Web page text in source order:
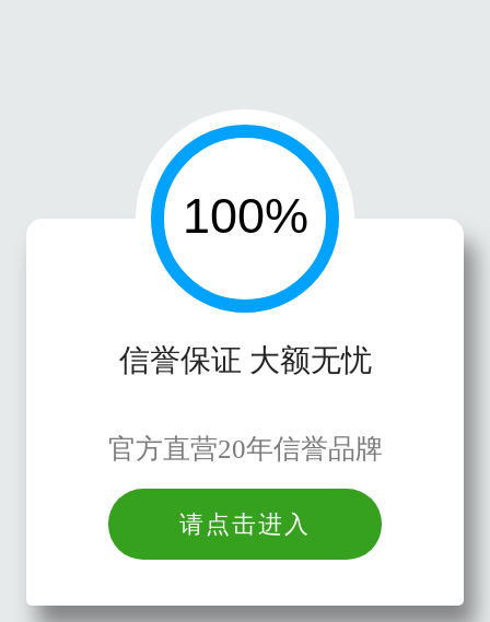
信誉保证 大额无忧
官方直营20年信誉品牌
请点击进入